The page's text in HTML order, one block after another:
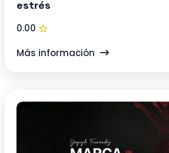
estrés
0.00
Más información